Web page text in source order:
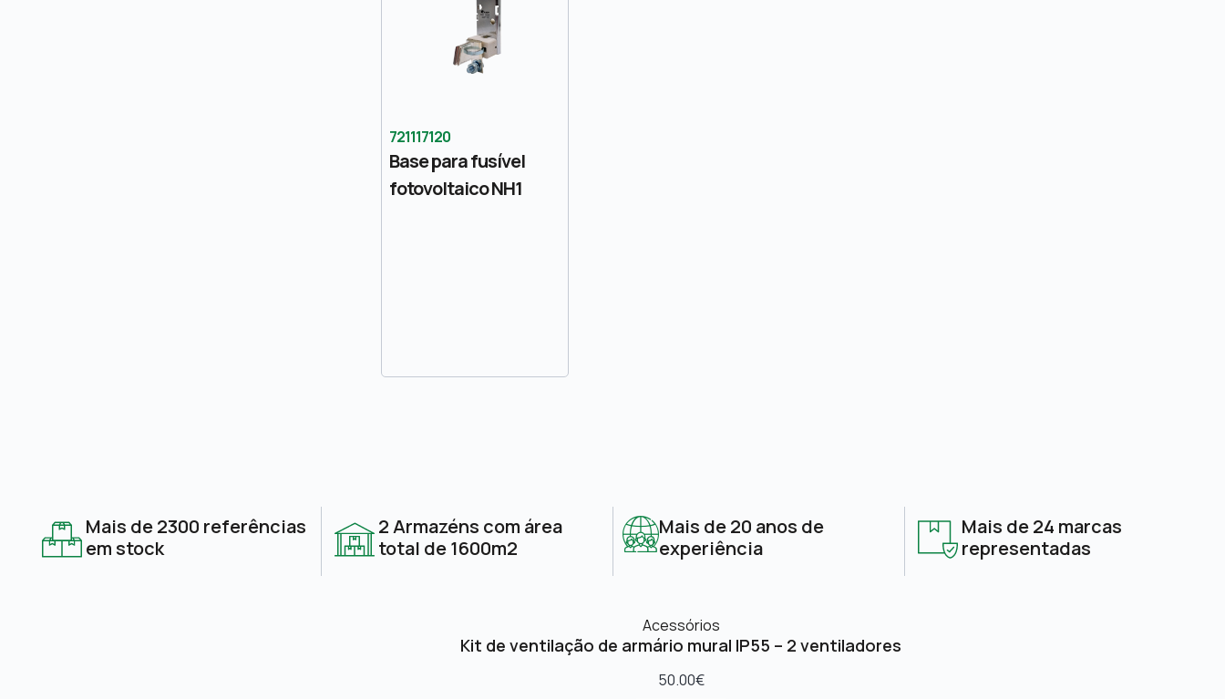
721117120
Base para fusível
fotovoltaico NH1
Mais de 2300 referências
em stock
2 Armazéns com área
total de 1600m2
Mais de 20 anos de
experiência
Mais de 24 marcas
representadas
Acessórios
Kit de ventilação de armário mural IP55 – 2 ventiladores
50.00€